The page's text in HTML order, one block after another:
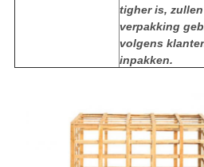
tigher is,
verpakking
volgens
inpakken.